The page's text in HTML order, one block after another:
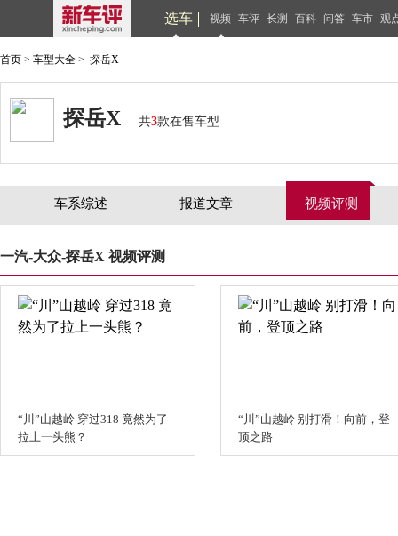
选车 视频 车评 长测 百科 问答 车市 观
首页 > 车型大全 > 探岳X
探岳X 共3款在售车型
车系综述 报道文章 视频评测
一汽-大众-探岳X 视频评测
“川”山越岭 穿过318 竟然为了
拉上一头熊？
“川”山越岭 别打滑！向前，登
顶之路